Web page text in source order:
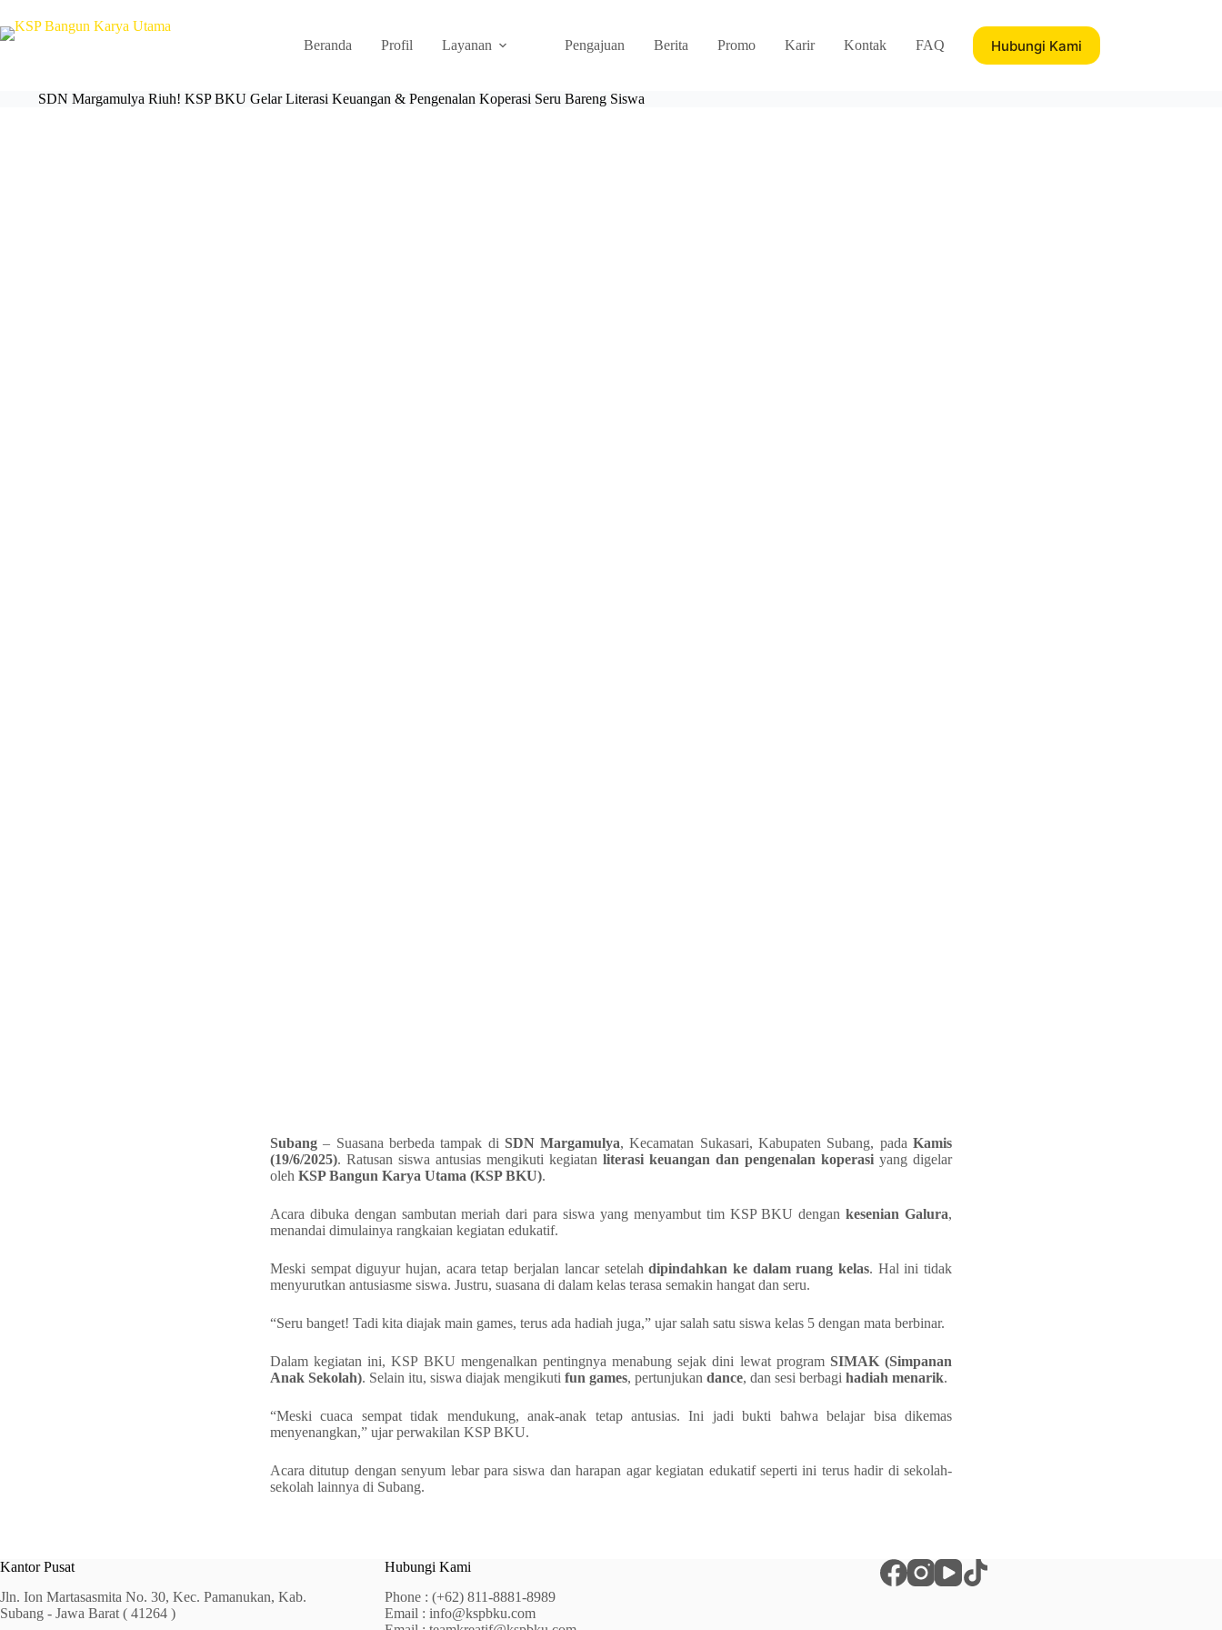
Beranda Profil Layanan Pengajuan Berita Promo Karir Kontak FAQ Hubungi Kami
SDN Margamulya Riuh! KSP BKU Gelar Literasi Keuangan & Pengenalan Koperasi Seru Bareng Siswa
Subang – Suasana berbeda tampak di SDN Margamulya, Kecamatan Sukasari, Kabupaten Subang, padaKamis
(19/6/2025). Ratusan siswa antusias mengikuti kegiatan literasi keuangan dan pengenalan koperasi yang digelar
oleh KSP Bangun Karya Utama (KSP BKU).
Acara dibuka dengan sambutan meriah dari para siswa yang menyambut tim KSP BKU dengankesenian Galura,
menandai dimulainya rangkaian kegiatan edukatif.
Meski sempat diguyur hujan, acara tetap berjalan lancar setelahdipindahkan ke dalam ruang kelas. Hal ini tidak
menyurutkan antusiasme siswa. Justru, suasana di dalam kelas terasa semakin hangat dan seru.
“Seru banget! Tadi kita diajak main games, terus ada hadiah juga,” ujar salah satu siswa kelas 5 dengan mata berbinar.
Dalam kegiatan ini, KSP BKU mengenalkan pentingnya menabung sejak dini lewat program SIMAK (Simpanan
Anak Sekolah). Selain itu, siswa diajak mengikuti fun games, pertunjukan dance, dan sesi berbagi hadiah menarik.
“Meski cuaca sempat tidak mendukung, anak-anak tetap antusias. Ini jadi bukti bahwa belajar bisa dikemas
menyenangkan,” ujar perwakilan KSP BKU.
Acara ditutup dengan senyum lebar para siswa dan harapan agar kegiatan edukatif seperti ini terus hadir di sekolah-
sekolah lainnya di Subang.
Kantor Pusat
Jln. Ion Martasasmita No. 30, Kec. Pamanukan, Kab.
Subang - Jawa Barat ( 41264 )
Hubungi Kami
Phone :(+62) 811-8881-8989
Email :info@kspbku.com